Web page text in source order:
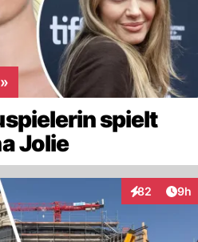
spielt
Jolie
82
Interaktionen
9h